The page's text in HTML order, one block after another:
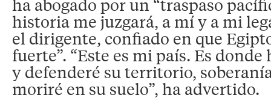
ha abogado por un “traspaso
historia me juzgará, a mí y a mi
el dirigente, confiado en que
fuerte”. “Este es mi país. Es
y defenderé su territorio,
moriré en su suelo”, ha advertido.